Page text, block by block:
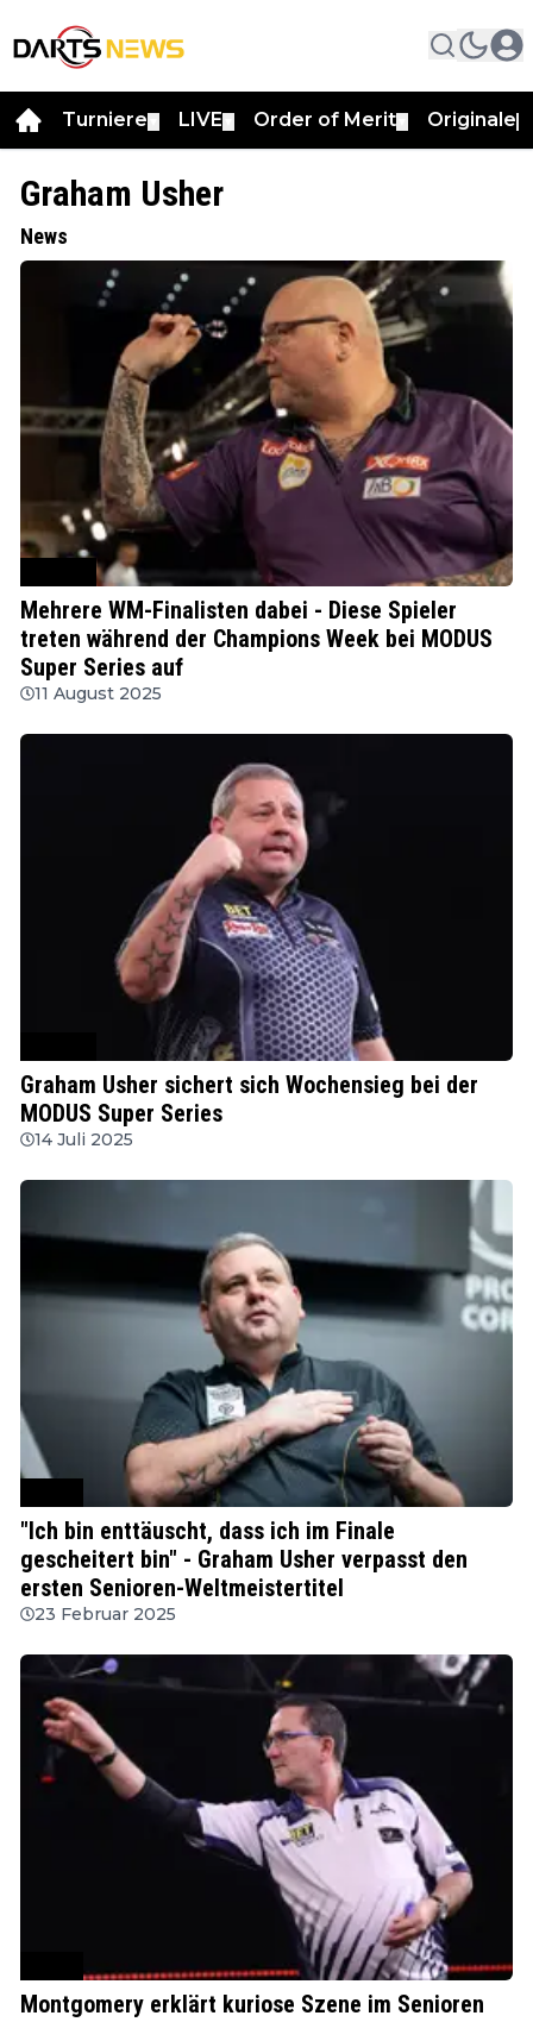
Turniere LIVE Order of Merit Originale
Graham Usher
News
Mehrere WM-Finalisten dabei - Diese Spieler
treten während der Champions Week bei MODUS
Super Series auf
11 August 2025
Graham Usher sichert sich Wochensieg bei der
MODUS Super Series
14 Juli 2025
"Ich bin enttäuscht, dass ich im Finale
gescheitert bin" - Graham Usher verpasst den
ersten Senioren-Weltmeistertitel
23 Februar 2025
Montgomery erklärt kuriose Szene im Senioren